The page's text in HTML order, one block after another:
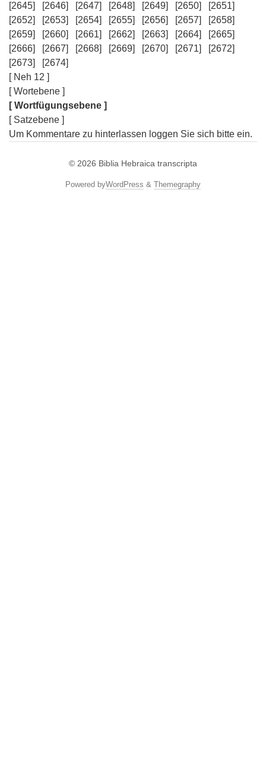
[2645]
[2646] [2647] [2648] [2649] [2650]
[2651]
[2652]
[2653] [2654] [2655] [2656] [2657]
[2658]
[2659]
[2660] [2661] [2662] [2663] [2664]
[2665]
[2666]
[2667] [2668] [2669] [2670] [2671]
[2672]
[2673]
[2674]
[ Neh 12 ]
[ Wortebene ]
[ Wortfügungsebene ]
[ Satzebene ]
Um Kommentare zu hinterlassen loggen Sie sich bitte ein.
© 2026 Biblia Hebraica transcripta
Powered byWordPress & Themegraphy